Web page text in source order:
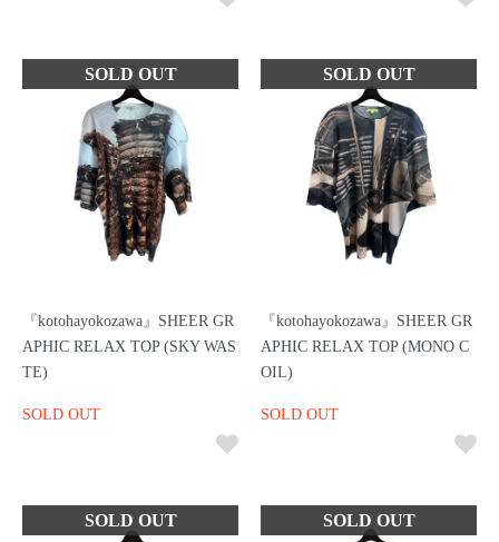
『kotohayokozawa』SHEER GR
APHIC RELAX TOP (SKY WAS
TE)
SOLD OUT
『kotohayokozawa』SHEER GR
APHIC RELAX TOP (MONO C
OIL)
SOLD OUT